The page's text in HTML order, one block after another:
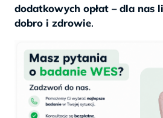
dodatkowych opłat – dla nas
dobro i zdrowie.